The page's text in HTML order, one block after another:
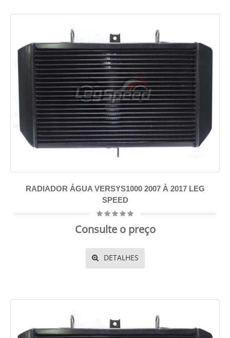
RADIADOR ÁGUA VERSYS1000 2007 À 2017 LEG
SPEED
Consulte o preço
DETALHES